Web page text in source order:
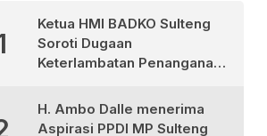
Ketua HMI BADKO Sulteng
Soroti Dugaan
Keterlambatan Penanganan
RSUD Morowali Utara
H. Ambo Dalle menerima
Aspirasi PPDI MP Sulteng